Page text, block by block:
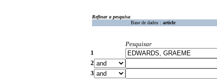
Refinar a pesquisa
Base de dados : article
Pesquisar
1
2
3